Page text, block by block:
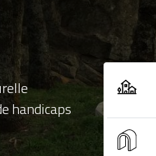
handicaps